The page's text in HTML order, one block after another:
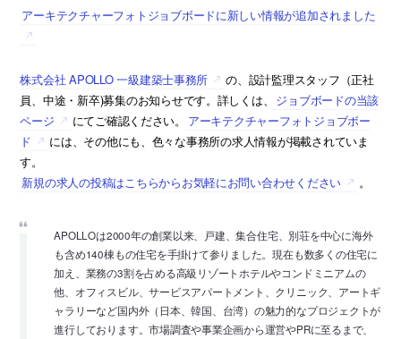
アーキテクチャーフォトジョブボードに新しい情報が追加されました
株式会社 APOLLO 一級建築士事務所
の、設計監理スタッフ（正社
員、中途・新卒)募集のお知らせです。詳しくは、
ジョブボードの当該
ページ
にてご確認ください。
アーキテクチャーフォトジョブボー
ド
には、その他にも、色々な事務所の求人情報が掲載されていま
す。
新規の求人の投稿はこちらからお気軽にお問い合わせください
。
APOLLOは2000年の創業以来、戸建、集合住宅、別荘を中心に海外
も含め140棟もの住宅を手掛けて参りました。現在も数多くの住宅に
加え、業務の3割を占める高級リゾートホテルやコンドミニアムの
他、オフィスビル、サービスアパートメント、クリニック、アートギ
ャラリーなど国内外（日本、韓国、台湾）の魅力的なプロジェクトが
進行しております。市場調査や事業企画から運営やPRに至るまで、